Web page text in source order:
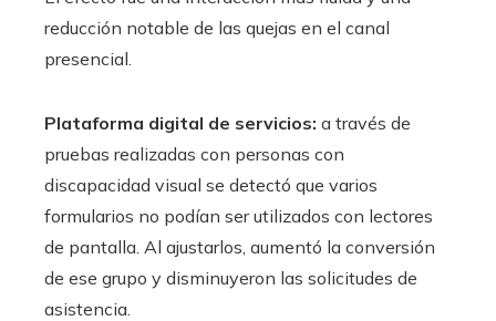
reducción notable de las quejas en el canal
presencial.
Plataforma digital de servicios: a través de
pruebas realizadas con personas con
discapacidad visual se detectó que varios
formularios no podían ser utilizados con lectores
de pantalla. Al ajustarlos, aumentó la conversión
de ese grupo y disminuyeron las solicitudes de
asistencia.